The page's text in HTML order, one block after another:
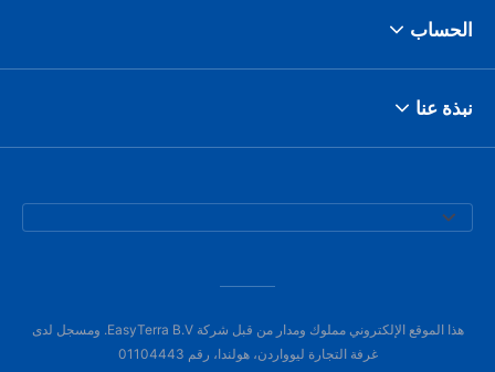
الحساب
نبذة عنا
هذا الموقع الإلكتروني مملوك ومدار من قبل شركة EasyTerra B.V. ومسجل لدى
غرفة التجارة ليوواردن، هولندا، رقم 01104443